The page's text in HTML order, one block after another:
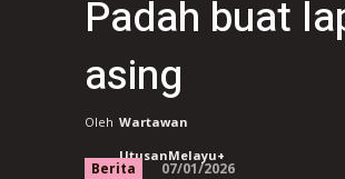
Padah buat
asing
Oleh Wartawan
UtusanMelayu+
Berita 07/01/2026